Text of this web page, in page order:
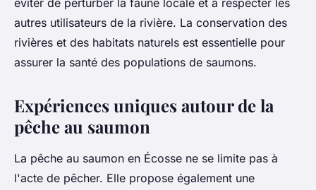
éviter de perturber la faune locale et à respecter les
autres utilisateurs de la rivière. La conservation des
rivières et des habitats naturels est essentielle pour
assurer la santé des populations de saumons.
Expériences uniques autour de la
pêche au saumon
La pêche au saumon en Écosse ne se limite pas à
l'acte de pêcher. Elle propose également une